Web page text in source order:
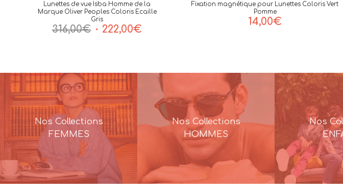
Lunettes de vue Isba Homme de la
Marque Oliver Peoples Coloris Ecaille
Gris
316,00€ Le
316,00€.
222,00€
222,00€.
Fixation magnétique pour Lunettes Coloris Vert
Pomme
14,00€
Nos Collections
FEMMES
Nos Collections
HOMMES
Nos